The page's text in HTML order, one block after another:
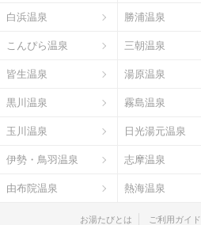
白浜温泉 勝浦温泉
こんぴら温泉 三朝温泉
皆生温泉 湯原温泉
黒川温泉 霧島温泉
玉川温泉 日光湯元温泉
伊勢・鳥羽温泉 志摩温泉
由布院温泉 熱海温泉
お湯たびとは ご利用ガイド